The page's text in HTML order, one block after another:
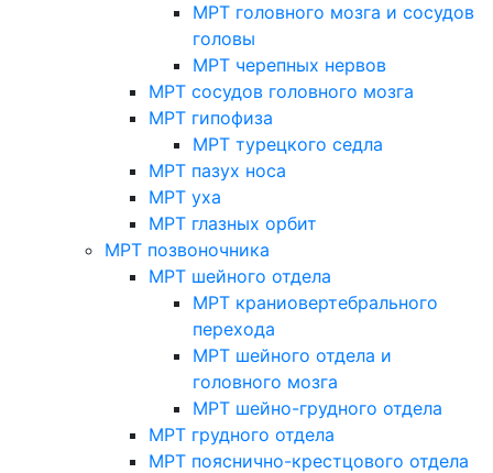
МРТ головного мозга и сосудов
головы
МРТ черепных нервов
МРТ сосудов головного мозга
МРТ гипофиза
МРТ турецкого седла
МРТ пазух носа
МРТ уха
МРТ глазных орбит
МРТ позвоночника
МРТ шейного отдела
МРТ краниовертебрального
перехода
МРТ шейного отдела и
головного мозга
МРТ шейно-грудного отдела
МРТ грудного отдела
МРТ пояснично-крестцового отдела